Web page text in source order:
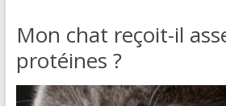
Mon chat reçoit-il
protéines ?